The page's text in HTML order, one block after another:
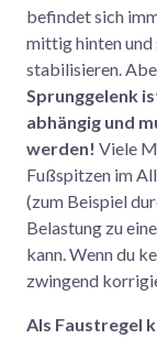
befindet sich
mittig hinten und
stabilisieren.
Sprunggelenk
abhängig und
werden! Viele
Fußspitzen im
(zum Beispiel
Belastung zu
kann. Wenn du
zwingend
Als Faustregel